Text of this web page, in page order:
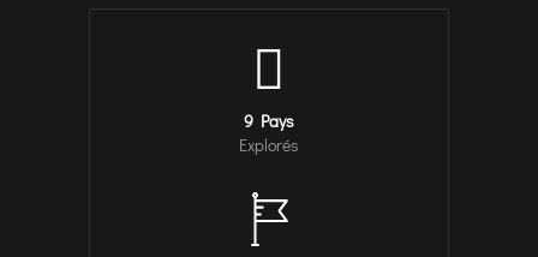
9 Pays
Explorés